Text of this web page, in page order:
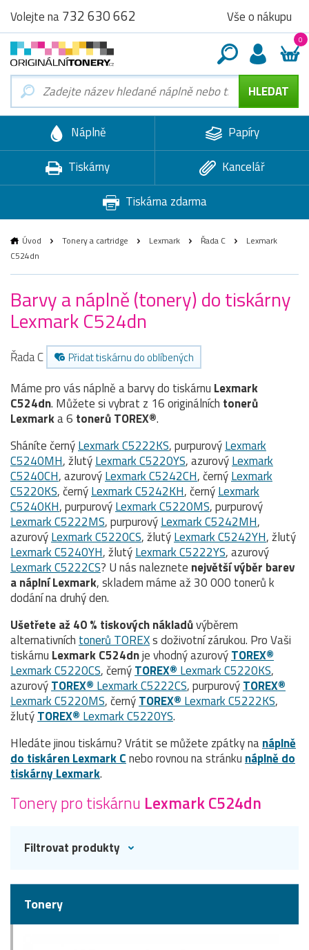
Volejte na732 630 662 Vše o nákupu
0
Náplně
Papíry
Tiskárny
Kancelář
Tiskárna zdarma
Úvod Tonery a cartridge Lexmark Řada C
Lexmark
C524dn
Barvy a náplně (tonery) do tiskárny
Lexmark C524dn
Řada C Přidat tiskárnu do oblíbených
Máme pro vás náplně a barvy do tiskárnu Lexmark
C524dn. Můžete si vybrat z 16 originálních tonerů
Lexmarka 6 tonerů TOREX®.
Sháníte černýLexmark C5222KS, purpurovýLexmark
C5240MH, žlutýLexmark C5220YS, azurovýLexmark
C5240CH, azurovýLexmark C5242CH, černýLexmark
C5220KS, černýLexmark C5242KH, černýLexmark
C5240KH, purpurovýLexmark C5220MS, purpurový
Lexmark C5222MS, purpurovýLexmark C5242MH,
azurovýLexmark C5220CS, žlutýLexmark C5242YH, žlutý
Lexmark C5240YH, žlutýLexmark C5222YS, azurový
Lexmark C5222CS? U nás naleznete největší výběr barev
a náplní Lexmark, skladem máme až 30 000 tonerů k
dodání na druhý den.
Ušetřete až 40 % tiskových nákladůvýběrem
alternativních tonerů TOREXs doživotní zárukou. Pro Vaši
tiskárnu Lexmark C524dnje vhodný azurovýTOREX®
Lexmark C5220CS, černýTOREX® Lexmark C5220KS,
azurovýTOREX® Lexmark C5222CS, purpurovýTOREX®
Lexmark C5220MS, černýTOREX® Lexmark C5222KS,
žlutýTOREX® Lexmark C5220YS.
Hledáte jinou tiskárnu? Vrátit se můžete zpátky nanáplně
do tiskáren Lexmark Cnebo rovnou na stránku náplně do
tiskárny Lexmark.
Tonery pro tiskárnu Lexmark C524dn
Filtrovat produkty
Tonery